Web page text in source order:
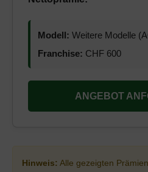
Modell: Weitere Modelle
Franchise: CHF 600
ANGEBOT
Hinweis: Alle gezeigten